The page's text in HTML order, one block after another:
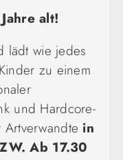
alt!
lädt wie jedes
zu einem
und Hardcore-
in
Ab 17.30